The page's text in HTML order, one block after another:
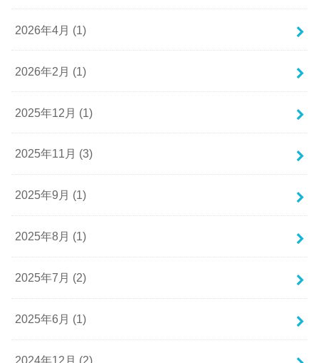
2026年4月 (1)
2026年2月 (1)
2025年12月 (1)
2025年11月 (3)
2025年9月 (1)
2025年8月 (1)
2025年7月 (2)
2025年6月 (1)
2024年12月 (2)